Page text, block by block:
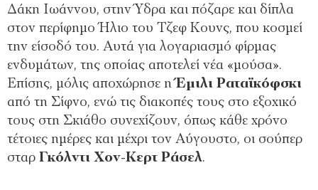
Δάκη Ιωάννου, στην Ύδρα και πόζαρε και δίπλα
στον περίφημο Ήλιο του Τζεφ Κουνς, που κοσμεί
την είσοδό του. Αυτά για λογαριασμό φίρμας
ενδυμάτων, της οποίας αποτελεί νέα «μούσα».
Επίσης, μόλις αποχώρησε ηΈμιλι Ραταϊκόφσκι
από τη Σίφνο, ενώ τις διακοπές τους στο εξοχικό
τους στη Σκιάθο συνεχίζουν, όπως κάθε χρόνο
τέτοιες ημέρες και μέχρι τον Αύγουστο, οι σούπερ
σταρ Γκόλντι Χον-Κερτ Ράσελ.